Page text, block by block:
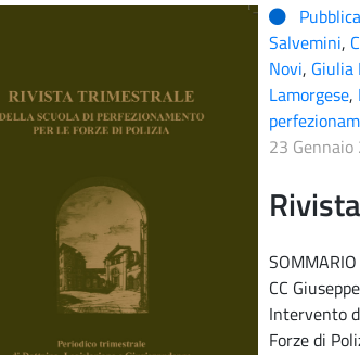
Salvemini,
Novi, Giulia
Lamorgese,
23 Gennaio
CC
Intervento
Forze di